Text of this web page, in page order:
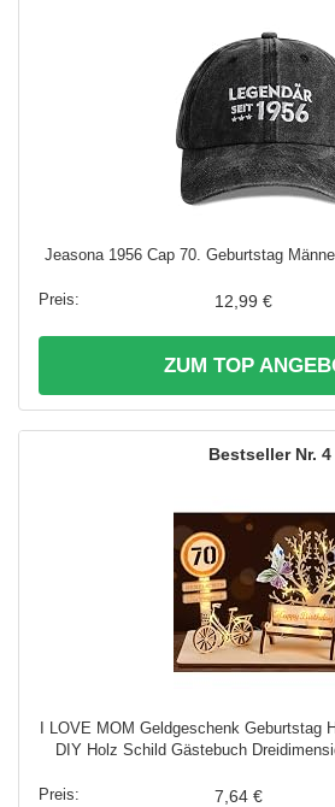
Jeasona 1956 Cap 70. Geburtstag
12,99 €
ZUM TOP
4
I LOVE MOM Geldgeschenk Geburtstag
DIY Holz Schild Gästebuch
7,64 €